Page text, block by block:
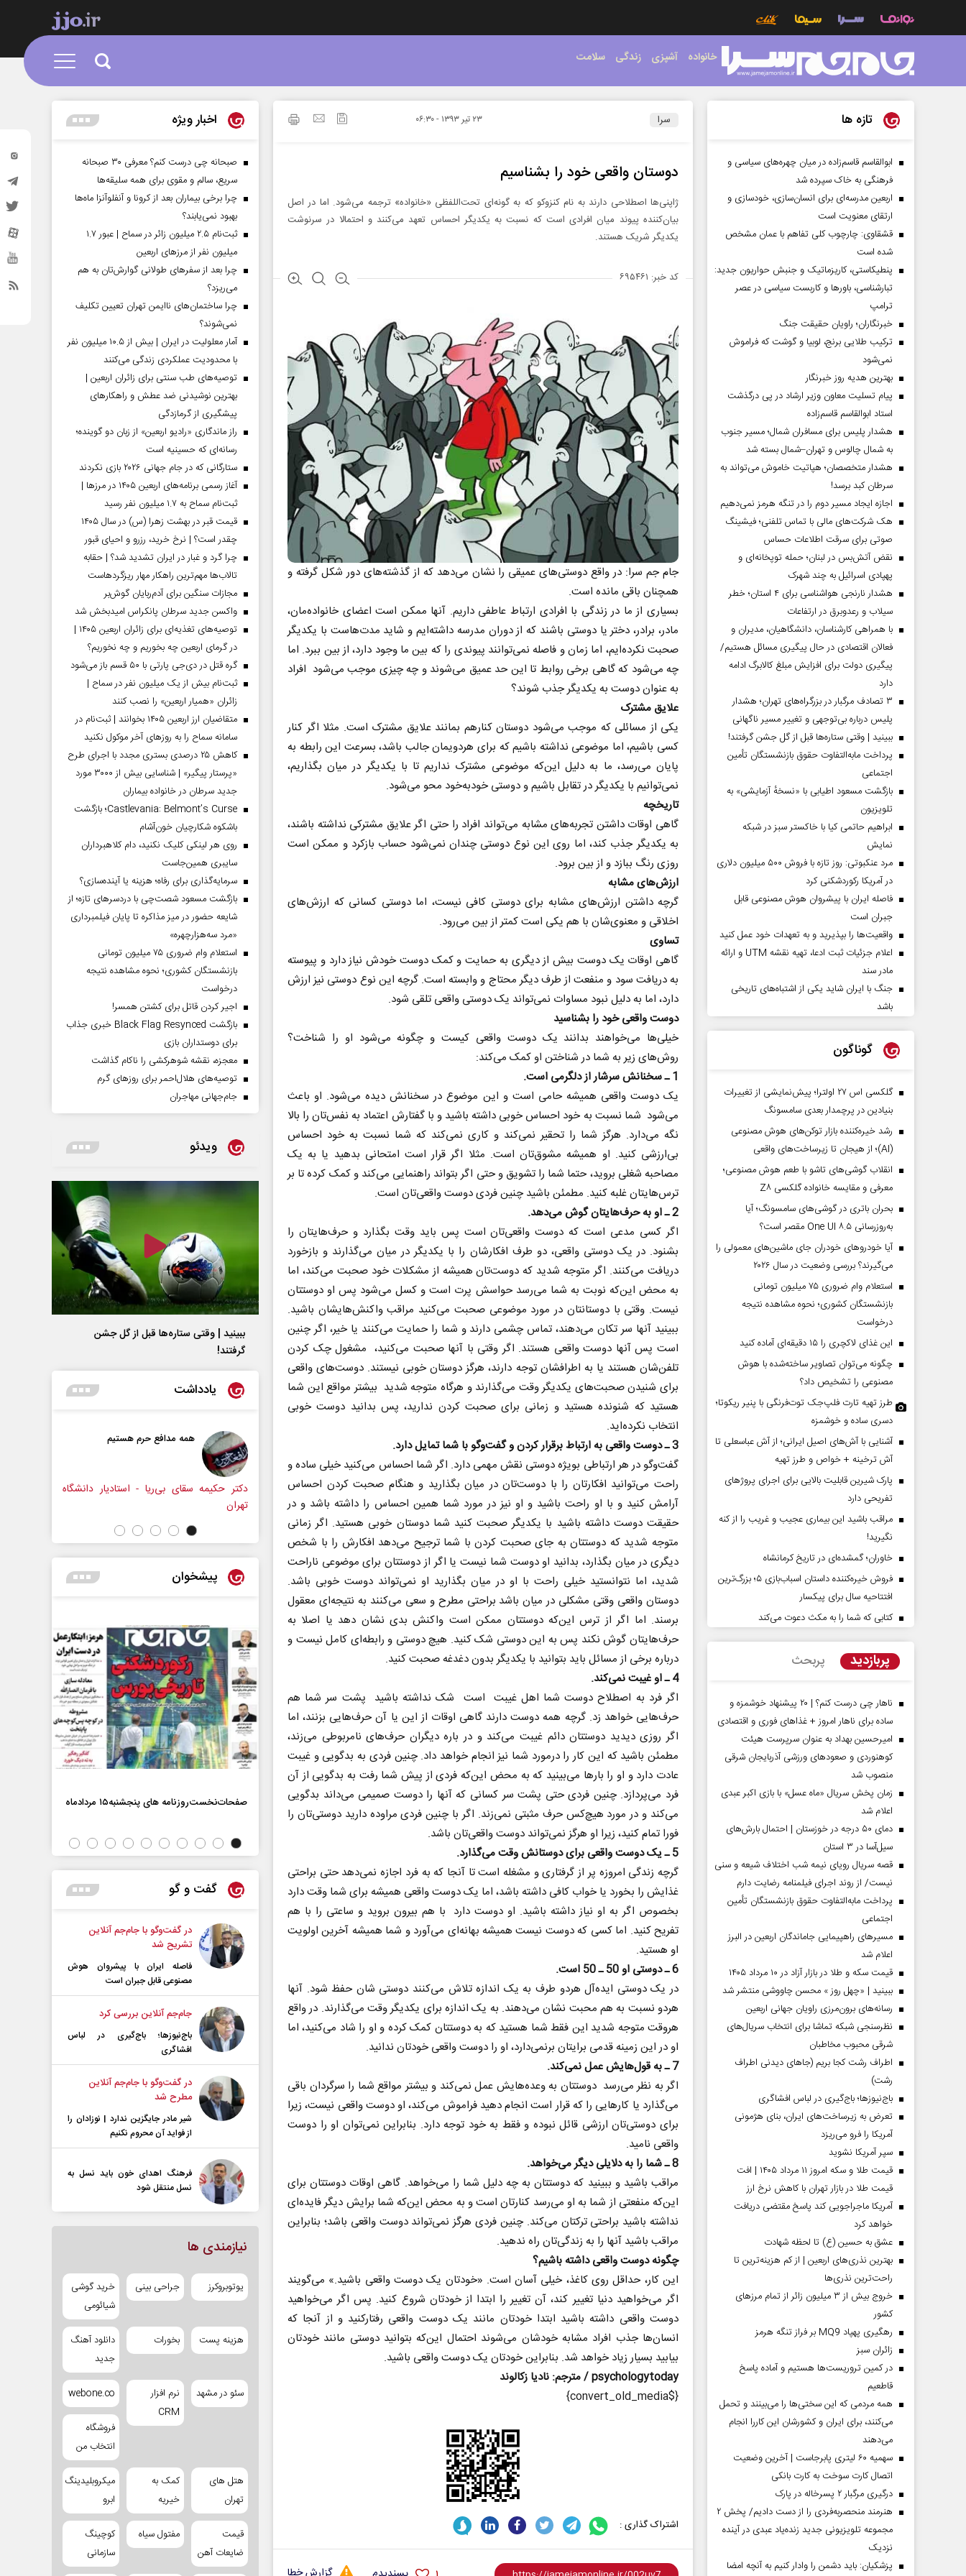
خانواده آشپزی زندگی سلامت
سرا ۲۳ تير ۱۳۹۳ - ۰۶:۳۰
دوستان واقعی خود را بشناسیم
ژاپنی‌ها اصطلاحی دارند به نام کنزوکو که به گونه‌ای تحت‌اللفظی «خانواده» ترجمه می‌شود. اما در اصل
بیان‌کننده پیوند میان افرادی است که نسبت به یکدیگر احساس تعهد می‌کنند و احتمالا در سرنوشت
یکدیگر شریک هستند.
کد خبر: ۶۹۵۴۶۱
جام جم سرا: در واقع دوستی‌های عمیقی را نشان می‌دهد که از گذشته‌های دور شکل گرفته و
همچنان باقی مانده است.
بسیاری از ما در زندگی ​با افرادی ​ارتباط عاطفی داریم. آنها ممکن است اعضای خانواده‌مان،
مادر، برادر، دختر یا دوستی باشند که از دوران مدرسه داشته‌ایم و شاید مدت‌هاست با یکدیگر
صحبت نکرده‌ایم، اما زمان و فاصله نمی‌توانند پیوندی را که بین ما وجود دارد، از بین ببرد. اما
چه می‌شود که گاهی برخی روابط تا این حد عمیق می‌شوند و چه چیزی موجب می‌شود ​ افراد
به عنوان دوست به یکدیگر جذب شوند؟
علایق مشترک
یکی از مسائلی که موجب می‌شود دوستان کنارهم بمانند علایق مشترک است. مثلا اگر کنار
کسی باشیم، اما موضوعی نداشته باشیم که برای هردویمان جالب باشد، بسرعت این رابطه به
پایان می‌رسد، ما به دلیل این‌که موضوعی مشترک نداریم تا با یکدیگر در میان بگذاریم،
نمی‌توانیم با یکدیگر در تقابل باشیم و دوستی خود‌به‌خود محو می‌شود.
تاریخچه
گاهی اوقات داشتن تجربه‌های مشابه می‌تواند افراد را حتی اگر علایق مشترکی نداشته باشند،
به یکدیگر جذب کند، اما روی این نوع دوستی چندان نمی‌شود حساب بازکرد و ممکن است
روزی رنگ ببازد و از بین برود.
ارزش‌های مشابه
گرچه داشتن ارزش‌های مشابه برای دوستی کافی نیست، اما دوستی کسانی که ارزش‌های
اخلاقی و معنوی‌شان با هم یکی است کمتر از بین می‌رود.
تساوی
گاهی اوقات یک دوست بیش از دیگری به حمایت و کمک دوست خودش نیاز دارد و پیوسته
به دریافت سود و منفعت از طرف دیگر محتاج و وابسته است. گرچه این نوع دوستی نیز ارزش
دارد، اما به دلیل نبود مساوات نمی‌تواند یک دوستی واقعی تلقی شود.
دوست واقعی خود را بشناسید
خیلی‌ها می‌خواهند بدانند یک دوست واقعی کیست و چگونه می‌شود او را شناخت؟
روش‌های زیر به شما در شناختن او کمک می‌کند:
1 ـ‌ سخنانش سرشار از دلگرمی است.
یک دوست واقعی همیشه حامی است و این موضوع در سخنانش دیده می‌شود. او باعث
می‌شود ​ شما نسبت به خود احساس خوبی داشته باشید و با گفتارش اعتماد به نفس‌تان را بالا
نگه می‌دارد. هرگز شما را تحقیر نمی‌کند و کاری نمی‌کند که شما نسبت به خود احساس
بی‌ارزشی کنید. او همیشه مشوق‌تان است. مثلا اگر قرار است امتحانی بدهید یا به یک
مصاحبه شغلی بروید، حتما شما را تشویق و حتی اگر بتواند راهنمایی می‌کند و کمک کرده تا بر
ترس‌هایتان غلبه کنید. مطمئن باشید چنین فردی دوست واقعی‌تان است.
2 ـ او به حرف‌هایتان گوش می‌دهد.
اگر کسی مدعی است که دوست واقعی‌تان است پس باید وقت بگذارد و حرف‌هایتان را
بشنود. در یک دوستی واقعی، دو طرف افکارشان را با یکدیگر در میان می‌گذارند و بازخورد
دریافت می‌کنند. اگر متوجه شدید که دوست‌تان همیشه از مشکلات خود صحبت می‌کند، اما
به محض این‌که نوبت به شما می‌رسد حواسش پرت است و کسل می‌شود پس او دوستتان
نیست. وقتی با دوستانتان در مورد موضوعی صحبت می‌کنید مراقب واکنش‌هایشان باشید.
ببینید آنها سر تکان می‌دهند، تماس چشمی دارند و شما را حمایت می‌کنند یا خیر، اگر چنین
است پس آنها دوست واقعی‌ هستند. اگر وقتی با آنها صحبت می‌کنید، ​ مشغول چک کردن
تلفن‌شان هستند یا به اطرافشان توجه دارند، هرگز دوستان خوبی نیستند. دوست‌های واقعی
برای شنیدن صحبت‌های یکدیگر وقت می‌گذارند و هرگاه متوجه شدید ​ بیشتر مواقع این شما
هستید که شنونده هستید و زمانی برای صحبت کردن ندارید، پس بدانید دوست خوبی
انتخاب نکرده‌اید.
3 ـ دوست واقعی به ارتباط برقرار کردن و گفت‌وگو با شما تمایل دارد.
گفت‌وگو در هر ارتباطی بویژه دوستی نقش مهمی دارد. اگر شما احساس می‌کنید خیلی ساده و
راحت می‌توانید افکارتان را با دوست‌تان در میان بگذارید و هنگام صحبت کردن احساس
آرامش کنید و با او راحت باشید و او نیز در مورد شما همین احساس را داشته باشد و در
حقیقت دوست داشته باشید با یکدیگر صحبت کنید شما دوستان خوبی هستید. اگر زمانی
متوجه شدید که دوستتان به جای صحبت کردن با شما ترجیح می‌دهد افکارش را با شخص
دیگری در میان بگذارد، بدانید او دوست شما نیست یا اگر از دوستتان برای موضوعی ناراحت
شدید، اما نتوانستید خیلی راحت با او در میان بگذارید او نمی‌تواند دوست خوبی باشد.
دوستان واقعی وقتی مشکلی در میان باشد براحتی مطرح و سعی می‌کنند به نتیجه‌ای معقول
برسند. اما اگر از ترس این‌که دوستتان ممکن است واکنش بدی نشان دهد یا اصلا به
حرف‌هایتان گوش نکند پس به این دوستی شک کنید. هیچ دوستی و رابطه‌ای کامل نیست و
درباره برخی از مسائل باید بتوانید با یکدیگر بدون دغدغه صحبت کنید.
4 ـ‌ او غیبت نمی‌کند.
اگر فرد به اصطلاح دوست شما​ اهل غیبت ​ است ​ شک نداشته باشید ​ پشت سر شما هم
حرف‌هایی خواهد زد. گرچه همه دوست دارند گاهی اوقات از این یا آن حرف‌هایی بزنند، اما
اگر روزی دیدید دوستتان دائم غیبت می‌کند و در باره دیگران حرف‌های نامربوطی می‌زند،
مطمئن باشید که این کار را درمورد شما نیز انجام خواهد داد. چنین فردی به بدگویی و غیبت
عادت دارد و او را بارها می‌بینید که به محض این‌که فردی از پیش شما رفت به بدگویی از آن
فرد می‌پردازد. چنین فردی حتی پشت سر کسانی که آنها را دوست صمیمی می‌داند بدگویی
می‌کند و در مورد هیچ‌کس حرف مثبتی نمی‌زند. اگر با چنین فردی مراوده دارید دوستی‌تان را
فورا تمام کنید، زیرا او هرگز نمی‌تواند دوست واقعی‌تان باشد.
5 ـ یک دوست واقعی برای دوستانش وقت می‌گذارد.
گرچه زندگی امروزه پر از گرفتاری و مشغله است تا آنجا که به فرد اجازه نمی‌دهد حتی براحتی
غذایش را بخورد یا خواب کافی داشته باشد، اما یک دوست واقعی همیشه برای شما وقت دارد
بخصوص اگر به او نیاز داشته باشید. او دوست دارد ​ با هم بیرون بروید و ساعتی را با هم
تفریح کنید. اما کسی که دوست نیست همیشه بهانه‌ای می‌آورد و شما همیشه آخرین اولویت
او هستید.
6 ـ دوستی او 50 ـ 50 است.
در یک دوستی ایده‌آل هردو طرف به یک اندازه تلاش می‌کنند دوستی شان حفظ شود. آنها
هردو نسبت به هم محبت نشان می‌دهند. به یک اندازه برای یکدیگر وقت می‌گذارند. در واقع
هروقت متوجه شدید این فقط شما هستید که به دوستتان کمک کرده و او را شاد می‌کنید، اما
او در این زمینه قدمی برایتان برنمی‌دارد، او را دوست واقعی خودتان ندانید.
7 ـ به قول‌هایش عمل نمی‌کند.
اگر به نظر می‌رسد ​ دوستتان به وعده‌هایش عمل نمی‌کند و بیشتر مواقع شما را سرگردان باقی
می‌گذارد یا کارهایی را که قرار است انجام دهید فراموش می‌کند، او دوست واقعی نیست، زیرا
برای دوستی‌تان ارزشی قائل نبوده و فقط به خود توجه دارد. بنابراین نمی‌توان او را دوست
واقعی نامید.
8 ـ شما را به دلایلی دیگر می‌خواهد.
مراقب باشید و ببینید که دوستتان به چه دلیل شما را می‌خواهد. گاهی اوقات دوستتان برای
این‌که منفعتی از شما به او می‌رسد کنارتان است و به محض این‌که شما برایش دیگر فایده‌ای
نداشته باشید براحتی ترکتان می‌کند. چنین فردی هرگز نمی‌تواند دوست واقعی باشد؛ بنابراین
مراقب باشید آنها را به زندگی‌تان راه ندهید.
چگونه دوست واقعی داشته باشیم؟
این کار، حداقل روی کاغذ، خیلی آسان است. «خودتان یک دوست واقعی باشید.» می‌گویند
اگر می‌خواهید دنیا تغییر کند، آن تغییر را ابتدا از خودتان شروع کنید. پس اگر می‌خواهید
دوست واقعی داشته باشید ابتدا خودتان مانند یک دوست واقعی رفتارکنید و از آنجا که
انسان‌ها جذب افراد مشابه خودشان می‌شوند احتمال این‌که بتوانید دوستی مانند خودتان
بیابید بسیار زیاد خواهد شد. بنابراین خودتان یک دوست واقعی باشید.
psychologytoday / مترجم: نادیا زکالوند ‌‌‌‌‌‌
{$convert_old_media}
اشتراک گذاری :
تازه ها
ابوالقاسم قاسم‌زاده در میان چهره‌های سیاسی و
فرهنگی به خاک سپرده شد
اربعین مدرسه‌ای برای انسان‌سازی، خودسازی و
ارتقای معنویت است
قشقاوی: چارچوب کلی تفاهم با عمان مشخص
شده است
پنطیکاستی، کاریزماتیک و جنبش حواریون جدید:
تبارشناسی، باور‌ها و کاربست سیاسی در عصر
ترامپ
خبرنگاران؛ راویان حقیقت جنگ
ترکیب طلایی برنج، لوبیا و گوشت که فراموش
نمی‌شود
بهترین هدیه روز خبرنگار
پیام تسلیت معاون وزیر ارشاد در پی درگذشت
استاد ابوالقاسم قاسم‌زاده
هشدار پلیس برای مسافران شمال؛ مسیر جنوب
به شمال چالوس و تهران–شمال بسته شد
هشدار متخصصان؛ هپاتیت خاموش می‌تواند به
سرطان کبد برسد!
اجازه ایجاد مسیر دوم را در تنگه هرمز نمی‌دهیم
هک شرکت‌های مالی با تماس تلفنی؛ فیشینگ
صوتی برای سرقت اطلاعات حساس
نقض آتش‌بس در لبنان؛ حمله توپخانه‌ای و
پهپادی اسرائیل به چند شهرک
هشدار نارنجی هواشناسی برای ۴ استان؛ خطر
سیلاب و رعدوبرق در ارتفاعات
با همراهی کارشناسان، دانشگاهیان، مدیران و
فعالان اقتصادی در حال پیگیری مسائل هستیم/
پیگیری دولت برای افزایش مبلغ کالابرگ ادامه
دارد
۳ تصادف مرگبار در بزرگراه‌های تهران؛ هشدار
پلیس درباره بی‌توجهی و تغییر مسیر ناگهانی
ببینید | وقتی ستاره‌ها قبل از گل جشن گرفتند!
پرداخت مابه‌التفاوت حقوق بازنشستگان تأمین
اجتماعی
بازگشت مسعود اطیابی با «نسخهٔ آزمایشی» به
تلویزیون
ابراهیم حاتمی کیا با خاکستر سبز در شبکه
نمایش
مرد عنکبوتی: روز تازه با فروش ۵۰۰ میلیون دلاری
در آمریکا رکوردشکنی کرد
فاصله ایران با پیشرو‌ان هوش مصنوعی قابل
جبران است
واقعیت‌ها را بپذیرید و به تعهدات خود عمل کنید
اعلام جزئیات ثبت ادعا، تهیه نقشه UTM و ارائه
مادر سند
جنگ با ایران شاید یکی از اشتباه‌های تاریخی
باشد
گوناگون
گلکسی اس ۲۷ اولترا؛ پیش‌نمایشی از تغییرات
بنیادین در پرچمدار بعدی سامسونگ
رشد خیره‌کننده بازار توکن‌های هوش مصنوعی
(AI)؛ از هیجان تا زیرساخت‌های واقعی
انقلاب گوشی‌های تاشو‌ با طعم هوش مصنوعی؛
معرفی و مقایسه خانواده گلکسی Z۸
بحران باتری در گوشی‌های سامسونگ؛ آیا
به‌روزرسانی One UI ۸.۵ مقصر است؟
آیا خودروهای خودران جای ماشین‌های معمولی را
می‌گیرند؟ بررسی وضعیت در سال ۲۰۲۶
استعلام وام ضروری ۷۵ میلیون تومانی
بازنشستگان کشوری؛ نحوه مشاهده نتیجه
درخواست
این غذای لاکچری را ۱۵ دقیقه‌ای آماده کنید
چگونه می‌توان تصاویر ساخته‌شده با هوش
مصنوعی را تشخیص داد؟
طرز تهیه تارت فلپ‌جک توت‌فرنگی با پنیر ریکوتا؛
دسری ساده و خوشمزه
آشنایی با آش‌های اصیل ایرانی؛ از آش عباسعلی تا
آش ترخینه + خواص و طرز تهیه
پارک شیرین قابلیت‌ بالایی برای اجرای پروژهای
تفریحی دارد
مراقب باشید این بیماری عجیب و غریب را از کنه
نگیرید!
خاوران؛ گمشده‌ای در تاریخ کرمانشاه
فروش خیره‌کننده داستان اسباب‌بازی ۵؛ بزرگ‌ترین
افتتاحیه سال برای پیکسار
کتابی که شما را به مکث دعوت می‌کند
پربازدید پربحث
ناهار چی درست کنم؟ | ۲۰ پیشنهاد خوشمزه و
ساده برای ناهار امروز + غذاهای فوری و اقتصادی
امیرحسین بهداد به عنوان سرپرست هیئت
کوهنوردی و صعودهای ورزشی آذربایجان شرقی
منصوب شد
زمان پخش سریال «ماه عسل» با بازی اکبر عبدی
اعلام شد
دمای ۵۰ درجه در خوزستان | احتمال بارش‌های
سیل‌آسا در ۳ استان
قصه سریال رویای نیمه شب اختلاف شیعه و سنی
نیست/ از روند اجرای فیلمنامه رضایت دارم
پرداخت مابه‌التفاوت حقوق بازنشستگان تأمین
اجتماعی
مسیر‌های راهپیمایی جاماندگان اربعین در البرز
اعلام شد
قیمت سکه و طلا در بازار آزاد در ۱۰ مرداد ۱۴۰۵
ببینید | «چهل روز » محسن چاووشی منتشر شد
رسانه‌های برون‌مرزی راویان جهانی اربعین
نظرسنجی شبکه تماشا برای انتخاب سریال‌های
شرقی محبوب مخاطبان
اطراف رشت کجا بریم (جاهای دیدنی اطراف
رشت)
باج‌نیوزها؛ باج‌گیری در لباس افشاگری
تعرض به زیرساخت‌های ایران، بنای هژمونی
آمریکا را فرو می‌ریزد
سپر آمریکا نشوید
قیمت طلا و سکه امروز ۱۱ مرداد ۱۴۰۵ | افت
قیمت طلا در بازار تهران با کاهش نرخ ارز
آمریکا ماجراجویی کند پاسخ مقتضی دریافت
خواهد کرد
عشق به حسین (ع) تا لحظه شهادت
بهترین نذری‌های اربعین | از کم هزینه‌ترین تا
راحت‌ترین نذری‌ها
خروج بیش از ۳ میلیون زائر از تمام مرز‌های
کشور
رهگیری پهپاد MQ9 بر فراز تنگه هرمز
‌زائران سبز
در کمین تروریست‌ها هستیم و آماده پاسخ
قاطعیم
همه مردمی که این سختی‌ها را می‌بینند و تحمل
می‌کنند، برای ایران و کشورشان این کاررا انجام
می‌دهند
سهمیه ۶۰ لیتری پابرجاست | آخرین وضعیت
اتصال کارت سوخت به کارت بانکی
درگیری مرگبار ۲ پسرخاله در پارک
هنرمند منحصر‌به‌فردی را از دست دادیم/ پخش ۲
مجموعه تلویزیونی جدید زنده‌یاد عبدی در آینده
نزدیک
پزشکیان: باید دشمن را وادار کنیم به آنچه امضا
اخبار ویژه
صبحانه چی درست کنم؟ معرفی ۳۰ صبحانه
سریع، سالم و مقوی برای همه سلیقه‌ها
چرا برخی بیماران بعد از کرونا و آنفلوآنزا ماه‌ها
بهبود نمی‌یابند؟
ثبت‌نام ۲.۵ میلیون زائر در سماح | عبور ۱.۷
میلیون نفر از مرز‌های اربعین
چرا بعد از سفرهای طولانی گوارش‌تان به هم
می‌ریزد؟
چرا ساختمان‌های ناایمن تهران تعیین تکلیف
نمی‌شوند؟
آمار معلولیت در ایران | بیش از ۱۰.۵ میلیون نفر
با محدودیت عملکردی زندگی می‌کنند
توصیه‌های طب سنتی برای زائران اربعین |
بهترین نوشیدنی ضد عطش و راهکارهای
پیشگیری از گرمازدگی
راز ماندگاری «رادیو اربعین» از زبان دو گوینده؛
رسانه‌ای که حسینیه است
ستارگانی که در جام جهانی ۲۰۲۶ بازی نکردند
آغاز رسمی برنامه‌های اربعین ۱۴۰۵ در مرز‌ها |
ثبت‌نام سماح به ۱.۷ میلیون نفر رسید
قیمت قبر در بهشت زهرا (س) در سال ۱۴۰۵
چقدر است؟ | نرخ خرید، رزرو و احیای قبور
چرا گرد و غبار در ایران تشدید شد؟ | حقابه
تالاب‌ها مهم‌ترین راهکار مهار ریزگردهاست
مجازات سنگین برای آدم‌ربایان گوش‌بر
واکسن جدید سرطان پانکراس امیدبخش شد
توصیه‌های تغذیه‌ای برای زائران اربعین ۱۴۰۵ |
در گرمای اربعین چه بخوریم و چه نخوریم؟
گره قتل در دی‌جی پارتی با ۵۰ قسم باز می‌شود
ثبت‌نام بیش از یک میلیون نفر در سماح |
زائران «همیار اربعین» را نصب کنند
متقاضیان ارز اربعین ۱۴۰۵ بخوانند | ثبت‌نام در
سامانه سماح را به روز‌های آخر موکول نکنید
کاهش ۲۵ درصدی بستری مجدد با اجرای طرح
«پرستار پیگیر» | شناسایی بیش از ۳۰۰۰ مورد
جدید سرطان در خانواده بیماران
Castlevania: Belmont’s Curse؛ بازگشت
باشکوه شکارچیان خون‌آشام
روی هر لینکی کلیک نکنید، دام کلاهبرداران
سایبری همین‌جاست
سرمایه‌گذاری برای رفاه؛ هزینه یا آینده‌سازی؟
بازگشت مسعود شصت‌چی با دردسر‌های تازه؛ از
شایعه حضور در میز مذاکره تا پایان فیلمبرداری
«مرد سه‌هزارچهره»
استعلام وام ضروری ۷۵ میلیون تومانی
بازنشستگان کشوری؛ نحوه مشاهده نتیجه
درخواست
اجیر کردن قاتل برای کشتن همسر!
بازگشت Black Flag Resynced خبری جذاب
برای دوستداران بازی
معجزه، نقشه شوهرکشی را ناکام گذاشت
توصیه‌های هلال‌احمر برای روز‌های گرم
جام‌جهانی مهاجران
ویدئو
ببینید | وقتی ستاره‌ها قبل از گل جشن
گرفتند!
یادداشت
چرایی عقب‌نشینی ترامپ؟
جوانی - تحلیلگر مسائل سیاسی
پشت‌پرده تهدیدات کوتاه‏‌مدت و
ادعا‌های خلاف واقع آمریکا
عباس سلیمی‌نمین - تحلیلگر مسائل سیاسی
اربعین نماد مقاومت در برابر
استکبار‌
رحمت‌الله نوروزی - عضو کمیسیون اجتماعی
مجلس
همه مدافع حرم هستیم
دکتر حکیمه سقای بی‌ریا - استادیار دانشگاه
تهران
حکایت یک تاریخ و دو زندگی
پیشخوان
صفحات نخست روزنامه ها‌ی‌سه‌شنبه ۶ مردادماه
صفحات نخست روزنامه ها‌ی یکشنبه ۴ مردادماه
صفحات نخست روزنامه ها‌ی شنبه ۳ مردادماه
صفحات‌نخست‌روزنامه ها‌ی پنجشنبه‌۱۵ مردادماه
گفت و گو
در گفت‌و‌گو با جام‌جم آنلاین
تشریح شد
فاصله ایران با پیشرو‌ان هوش
مصنوعی قابل جبران است
جام‌جم آنلاین بررسی کرد
باج‌نیوزها؛ باج‌گیری در لباس
افشاگری
در گفت‌و‌گو با جام‌جم آنلاین
مطرح شد
شیر مادر جایگزین ندارد | نوزادان را
از فواید آن محروم نکنیم
فرهنگ اهدای خون باید نسل به
نسل منتقل شود
نیازمندی ها
یوتوبروکرز جراحی بینی
خرید گوشی
شیائومی
هزینه پست بخورات
دانلود آهنگ
جدید
سئو در مشهد
نرم افزار
CRM
webone.co
فروشگاه
انتخاب من
هتل های
تهران
کمک به
خیریه
میکروبلیدینگ
ابرو
قیمت
ضایعات آهن
مفتول سیاه
کوچینگ
سازمانی